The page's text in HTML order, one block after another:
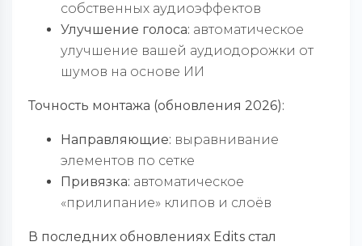
собственных аудиоэффектов
Улучшение голоса: автоматическое
улучшение вашей аудиодорожки от
шумов на основе ИИ
Точность монтажа (обновления 2026):
Направляющие: выравнивание
элементов по сетке
Привязка: автоматическое
«прилипание» клипов и слоёв
В последних обновлениях Edits стал